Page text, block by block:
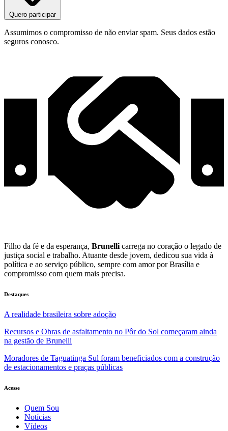
Quero participar
Assumimos o compromisso de não enviar spam. Seus dados estão
seguros conosco.
Filho da fé e da esperança, Brunelli carrega no coração o legado de
justiça social e trabalho. Atuante desde jovem, dedicou sua vida à
política e ao serviço público, sempre com amor por Brasília e
compromisso com quem mais precisa.
Destaques
A realidade brasileira sobre adoção
Recursos e Obras de asfaltamento no Pôr do Sol começaram ainda
na gestão de Brunelli
Moradores de Taguatinga Sul foram beneficiados com a construção
de estacionamentos e praças públicas
Acesse
Quem Sou
Notícias
Vídeos